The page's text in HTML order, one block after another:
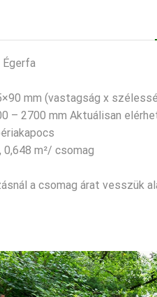
Égerfa
mm (vastagság x
– 2700 mm Aktuálisan
m²/ csomag
a csomag árat vesszük